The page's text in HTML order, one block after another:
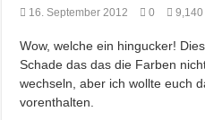
16. September 2012 0 9,140
Wow, welche ein hingucker!
Schade das das die Farben
wechseln, aber ich wollte euch
vorenthalten.